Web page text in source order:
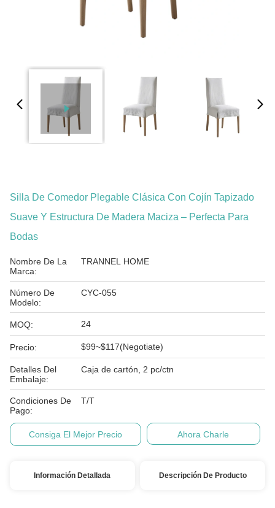
Silla De Comedor Plegable Clásica Con Cojín Tapizado
Suave Y Estructura De Madera Maciza – Perfecta Para
Bodas
Nombre De La
Marca:
TRANNEL HOME
Número De
Modelo:
CYC-055
MOQ: 24
Precio: $99~$117(Negotiate)
Detalles Del
Embalaje:
Caja de cartón, 2 pc/ctn
Condiciones De
Pago:
T/T
Consiga El Mejor Precio Ahora Charle
Información Detallada Descripción De Producto